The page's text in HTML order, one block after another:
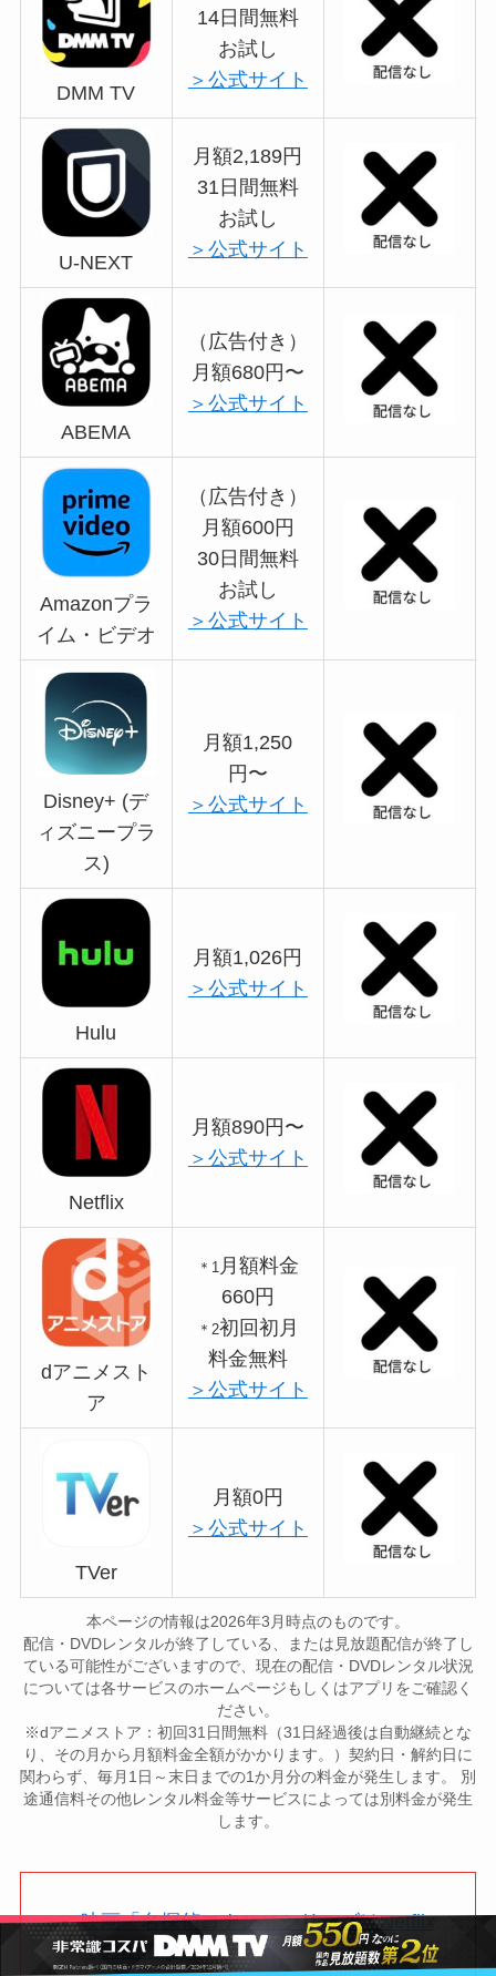
DMM TV
14日間無料
お試し
＞公式サイト
U-NEXT
月額2,189円
31日間無料
お試し
＞公式サイト
ABEMA
（広告付き）
月額680円〜
＞公式サイト
Amazonプラ
イム・ビデオ
（広告付き）
月額600円
30日間無料
お試し
＞公式サイト
Disney+ (デ
ィズニープラ
ス)
月額1,250
円〜
＞公式サイト
Hulu
月額1,026円
＞公式サイト
Netflix
月額890円〜
＞公式サイト
dアニメスト
ア
＊1月額料金
660円
＊2初回初月
料金無料
＞公式サイト
TVer
月額0円
＞公式サイト
本ページの情報は2026年3月時点のものです。
配信・DVDレンタルが終了している、または見放題配信が終了し
ている可能性がございますので、現在の配信・DVDレンタル状況
については各サービスのホームページもしくはアプリをご確認く
ださい。
※dアニメストア：初回31日間無料（31日経過後は自動継続とな
り、その月から月額料金全額がかかります。）契約日・解約日に
関わらず、毎月1日～末日までの1か月分の料金が発生します。 別
途通信料その他レンタル料金等サービスによっては別料金が発生
します。
映画「名探偵コナン」シリーズはNetflix
での配信なし